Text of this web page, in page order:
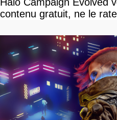
contenu gratuit, ne le